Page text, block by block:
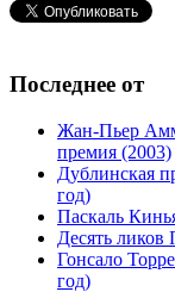
Последнее от
Жан-Пьер
премия (2003)
Дублинская
год)
Паскаль
Десять ликов
Гонсало
год)